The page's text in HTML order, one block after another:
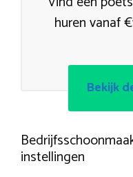
huren vanaf
Bekijk
instellingen